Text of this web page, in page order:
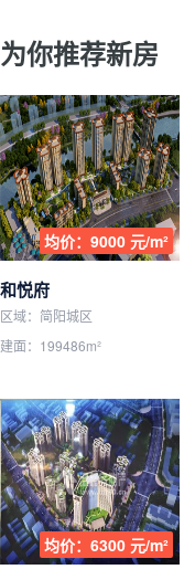
为你推荐新房
均价：9000 元/m²
和悦府
区域：简阳城区
建面：199486m²
均价：6300 元/m²